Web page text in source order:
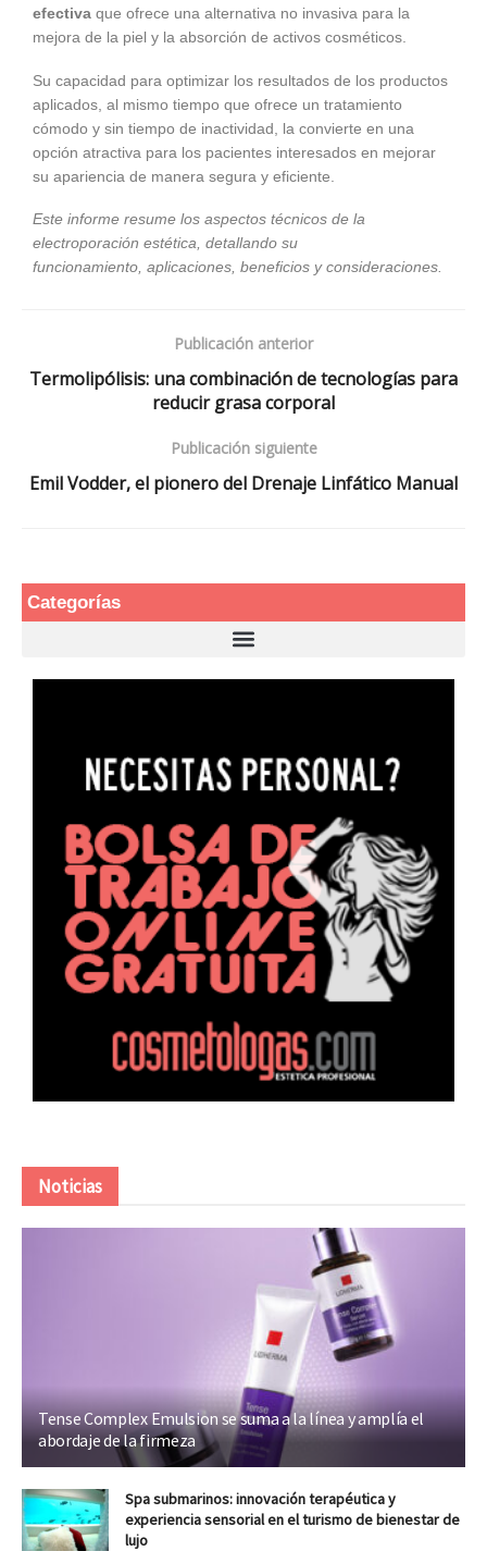
efectiva que ofrece una alternativa no invasiva para la
mejora de la piel y la absorción de activos cosméticos.
Su capacidad para optimizar los resultados de los productos
aplicados, al mismo tiempo que ofrece un tratamiento
cómodo y sin tiempo de inactividad, la convierte en una
opción atractiva para los pacientes interesados en mejorar
su apariencia de manera segura y eficiente.
Este informe resume los aspectos técnicos de la
electroporación estética, detallando su
funcionamiento, aplicaciones, beneficios y consideraciones.
Publicación anterior
Termolipólisis: una combinación de tecnologías para
reducir grasa corporal
Publicación siguiente
Emil Vodder, el pionero del Drenaje Linfático Manual
Categorías
Noticias
Tense Complex Emulsion se suma a la línea y amplía el
abordaje de la firmeza
Spa submarinos: innovación terapéutica y
experiencia sensorial en el turismo de bienestar de
lujo